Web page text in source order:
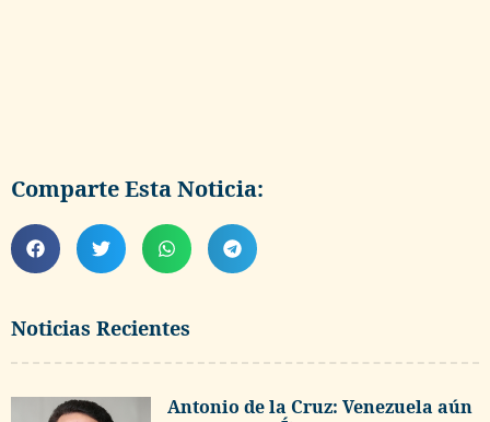
Noticias Recientes
Antonio de la Cruz: Venezuela aún
Comparte Esta Noticia: